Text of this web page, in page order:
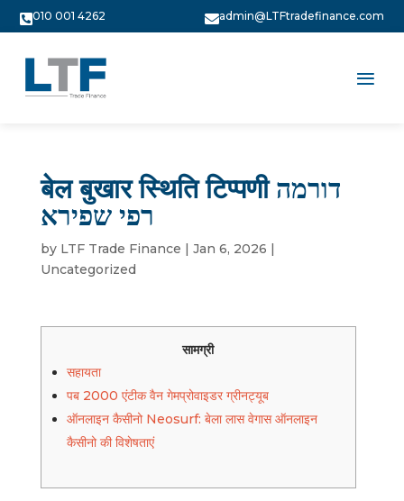
010 001 4262 admin@LTFtradefinance.com
बेल बुखार स्थिति टिप्पणी דורמה
רפי שפירא
by LTF Trade Finance | Jan 6, 2026 |
Uncategorized
सामग्री
सहायता
पब 2000 एंटीक वैन गेमप्रोवाइडर ग्रीनट्यूब
ऑनलाइन कैसीनो Neosurf: बेला लास वेगास ऑनलाइन
कैसीनो की विशेषताएं